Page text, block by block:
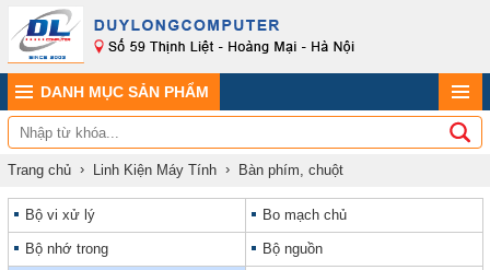
DANH MỤC SẢN PHẨM
Trang chủ Linh Kiện Máy Tính Bàn phím, chuột
Bộ vi xử lý Bo mạch chủ
Bộ nhớ trong Bộ nguồn